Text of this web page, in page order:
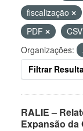
fiscalização
PDF
CSV
Organizações:
Filtrar
RALIE –
Expansão da